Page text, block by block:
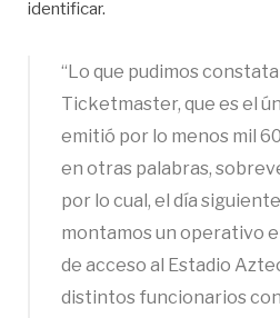
identificar.
“Lo que pudimos
Ticketmaster, que es el
emitió por lo menos mil
en otras palabras,
por lo cual, el día
montamos un operativo
de acceso al Estadio
distintos funcionarios